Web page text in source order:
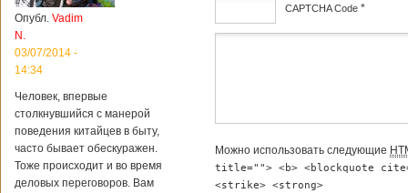
Опубл. Vadim
N.
03/07/2014 -
14:34
Человек, впервые
столкнувшийся с манерой
поведения китайцев в быту,
часто бывает обескуражен.
Тоже происходит и во время
деловых переговоров. Вам
CAPTCHA Code *
Можно использовать следующие
title=""> <b> <blockquote
<strike> <strong>